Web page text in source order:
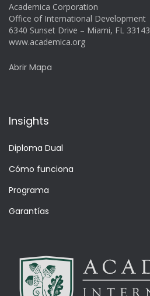
Academica Corporation
Office of International Development
6340 Sunset Drive – Miami, FL 33143
www.academica.org
Abrir Mapa
Insights
Diploma Dual
Cómo funciona
Programa
Garantías